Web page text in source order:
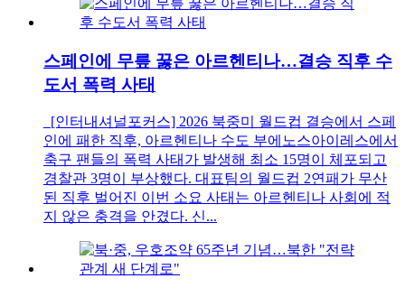
스페인에 무릎 꿇은 아르헨티나…결승 직후 수
도서 폭력 사태
[인터내셔널포커스] 2026 북중미 월드컵 결승에서 스페
인에 패한 직후, 아르헨티나 수도 부에노스아이레스에서
축구 팬들의 폭력 사태가 발생해 최소 15명이 체포되고
경찰관 3명이 부상했다. 대표팀의 월드컵 2연패가 무산
된 직후 벌어진 이번 소요 사태는 아르헨티나 사회에 적
지 않은 충격을 안겼다. 신...